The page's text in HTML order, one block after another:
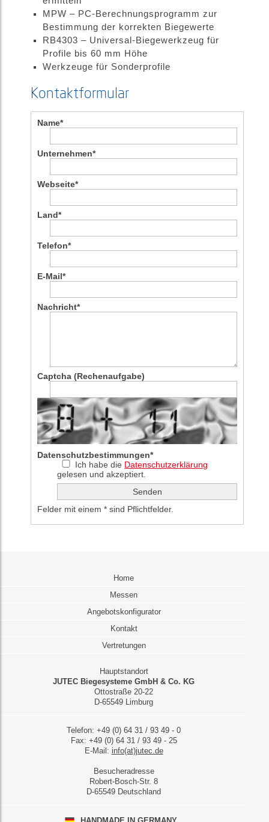
MPW – PC-Berechnungsprogramm zur
Bestimmung der korrekten Biegewerte
RB4303 – Universal-Biegewerkzeug für
Profile bis 60 mm Höhe
Werkzeuge für Sonderprofile
Kontaktformular
Name*
Unternehmen*
Webseite*
Land*
Telefon*
E-Mail*
Nachricht*
Captcha (Rechenaufgabe)
Datenschutzbestimmungen*
Ich habe die Datenschutzerklärung
gelesen und akzeptiert.
Felder mit einem * sind Pflichtfelder.
Home
Messen
Angebotskonfigurator
Kontakt
Vertretungen
Hauptstandort
JUTEC Biegesysteme GmbH & Co. KG
Ottostraße 20-22
D-65549 Limburg
Telefon: +49 (0) 64 31 / 93 49 - 0
Fax: +49 (0) 64 31 / 93 49 - 25
E-Mail: info(at)jutec.de
Besucheradresse
Robert-Bosch-Str. 8
D-65549 Deutschland